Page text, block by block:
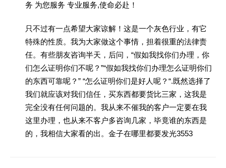
务 为您服务 专业服务,使命必赴！
只不过有一点希望大家谅解！这是一个灰色行业，有它
特殊的性质。我为大家做这个事情，担着很重的法律责
任。有些朋友咨询半天，后问，“假如我找你们办理，你
们怎么证明你们不呢？”“假如我找你们办理怎么证明你们
的东西可靠呢？” “怎么证明你们是好人呢？“.既然选择了
我们就应该对我们信任，买东西都要货比三家，这我是
完全没有任何问题的。我从来不催我的客户一定要在我
这里办理，也从来不客户多咨询几家，毕竟谁的东西是
的，我相信大家看的出。金子在哪里都要发光3553